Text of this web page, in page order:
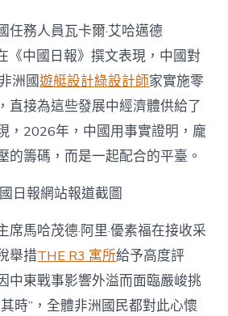
任務人員瓦卡爾·艾哈邁德
《中國日報》撰文表現，中國對
洲國遊艇設計綠設計師家實施零
直接為這些發展中經濟體供給了
，2026年，中國用事實證明，龐
的籌碼，而是一起配合的平臺。
日報網站報道截圖
馬哈茂德·阿里·優素福在接收采
舉措THE R3 寓所給予高度評
中東戰事影響外溢而面臨嚴峻挑
時”，全體非洲國民都對此心懷